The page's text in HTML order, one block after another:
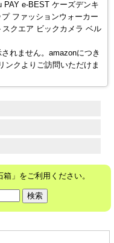
PAY e-BEST ケーズデンキ
ファッションウォーカー
クエア ビックカメラ ベル
れません。amazonにつき
ンクよりご訪問いただけま
」をご利用ください。